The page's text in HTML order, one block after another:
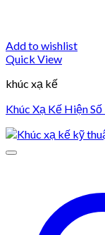
Add to wishlist
Quick View
khúc xạ kế
Khúc Xạ Kế Hiện